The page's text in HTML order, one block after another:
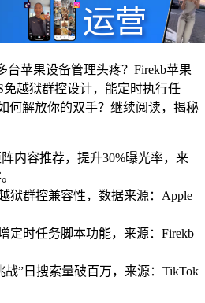
台苹果设备管理头疼？Firekb苹果
越狱群控设计，能定时执行任
何解放你的双手？继续阅读，揭秘
内容推荐，提升30%曝光率，来
狱群控兼容性，数据来源：Apple
定时任务脚本功能，来源：Firekb
战”日搜索量破百万，来源：TikTok